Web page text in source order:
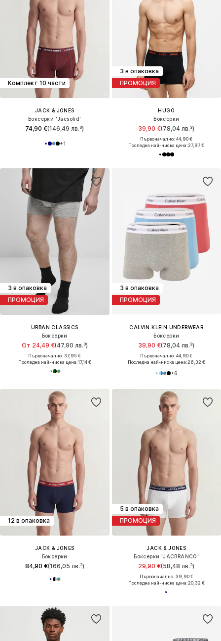
Комплект 10 части
JACK & JONES
Боксерки 'Jacsolid'
74,90 €(146,49 лв.³)
+1
3 в опаковка
ПРОМОЦИЯ
HUGO
Боксерки
39,90 €(78,04 лв.³)
Първоначално: 44,90 €
Последна най-ниска цена:27,97 €
3 в опаковка
ПРОМОЦИЯ
URBAN CLASSICS
Боксерки
От 24,49 €(47,90 лв.³)
Първоначално: 37,95 €
Последна най-ниска цена:17,14 €
3 в опаковка
ПРОМОЦИЯ
CALVIN KLEIN UNDERWEAR
Боксерки
39,90 €(78,04 лв.³)
Първоначално: 44,90 €
Последна най-ниска цена:26,32 €
+6
12 в опаковка
JACK & JONES
Боксерки
84,90 €(166,05 лв.³)
5 в опаковка
ПРОМОЦИЯ
JACK & JONES
Боксерки 'JACBRANCO'
29,90 €(58,48 лв.³)
Първоначално: 39,90 €
Последна най-ниска цена:20,32 €